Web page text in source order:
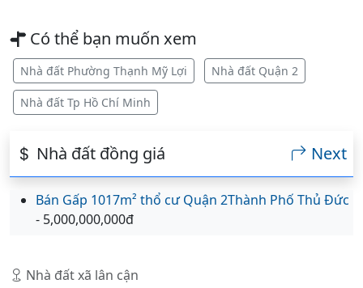
Có thể bạn muốn xem
Nhà đất Phường Thạnh Mỹ Lợi Nhà đất Quận 2
Nhà đất Tp Hồ Chí Minh
Nhà đất đồng giá Next
Bán Gấp 1017m² thổ cư Quận 2Thành Phố Thủ Đức
- 5,000,000,000đ
Nhà đất xã lân cận